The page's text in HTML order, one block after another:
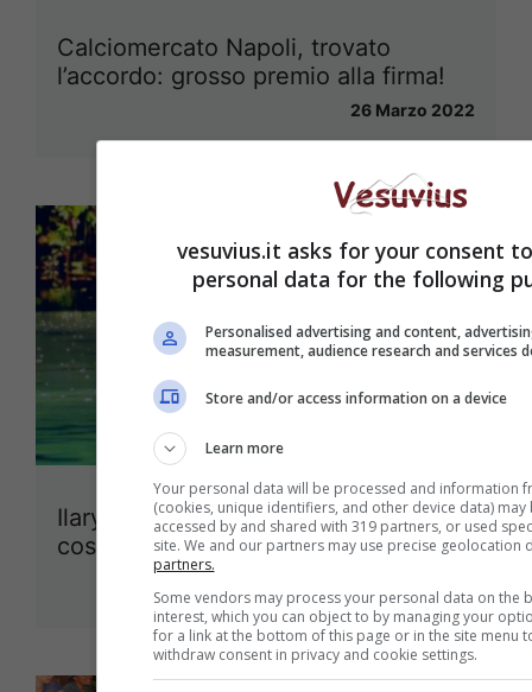
Calciomercato Napoli, trovato
l’accordo: grosso premio alla firma!
26 Marzo 2022
Ilary Blasi all’Isola dei Famosi: sapete
cosa fa durante la pubblicità?
vesuvius.it asks for your consent
personal data for the following
Personalised advertising and content,
measurement, audience research and services
Store and/or access information on a device
Learn more
Your personal data will be processed and information
(cookies, unique identifiers, and other device data)
accessed by and shared with 319 partners, or used
site. We and our partners may use precise geolocation
partners.
Some vendors may process your personal data on the
interest, which you can object to by managing your
for a link at the bottom of this page or in the site menu
withdraw consent in privacy and cookie settings.